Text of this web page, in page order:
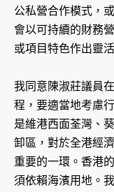
公私營合作模式，
會以可持續的財務
或項目特色作出靈
我同意陳淑莊議員
程，要適當地考慮
是維港西面荃灣、
卸區，對於全港經
重要的一環。香港
須依賴海濱用地。